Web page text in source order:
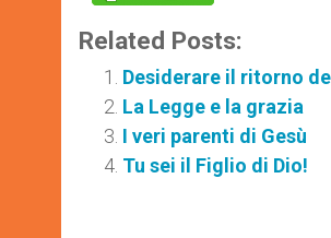
Related Posts:
Desiderare il ritorno
La Legge e la grazia
I veri parenti di Gesù
Tu sei il Figlio di Dio!